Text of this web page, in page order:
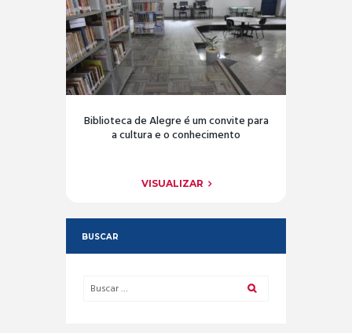
Biblioteca de Alegre é um convite para
a cultura e o conhecimento
VISUALIZAR
BUSCAR